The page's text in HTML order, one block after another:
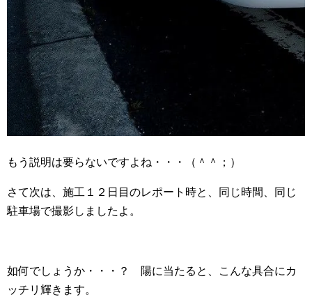
もう説明は要らないですよね・・・（＾＾；）
さて次は、施工１２日目のレポート時と、同じ時間、同じ
駐車場で撮影しましたよ。
如何でしょうか・・・？ 陽に当たると、こんな具合にカ
ッチリ輝きます。